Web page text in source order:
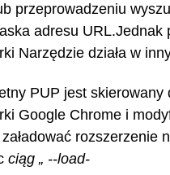
przeprowadzeniu
adresu URL.Jednak
Narzędzie działa w
PUP jest skierowany
Google Chrome i
rozszerzenie
ciąg „ --load-